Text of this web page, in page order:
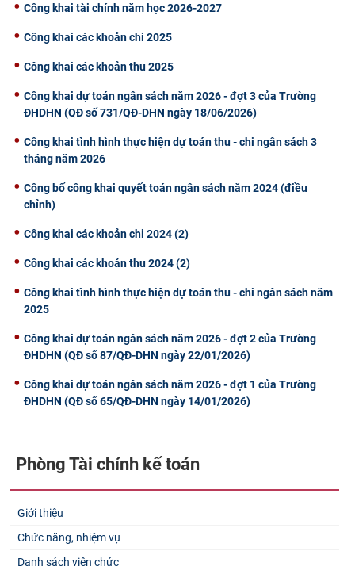
Công khai tài chính năm học 2026-2027
Công khai các khoản chi 2025
Công khai các khoản thu 2025
Công khai dự toán ngân sách năm 2026 - đợt 3 của Trường
ĐHDHN (QĐ số 731/QĐ-DHN ngày 18/06/2026)
Công khai tình hình thực hiện dự toán thu - chi ngân sách 3
tháng năm 2026
Công bố công khai quyết toán ngân sách năm 2024 (điều
chỉnh)
Công khai các khoản chi 2024 (2)
Công khai các khoản thu 2024 (2)
Công khai tình hình thực hiện dự toán thu - chi ngân sách năm
2025
Công khai dự toán ngân sách năm 2026 - đợt 2 của Trường
ĐHDHN (QĐ số 87/QĐ-DHN ngày 22/01/2026)
Công khai dự toán ngân sách năm 2026 - đợt 1 của Trường
ĐHDHN (QĐ số 65/QĐ-DHN ngày 14/01/2026)
Phòng Tài chính kế toán
Giới thiệu
Chức năng, nhiệm vụ
Danh sách viên chức